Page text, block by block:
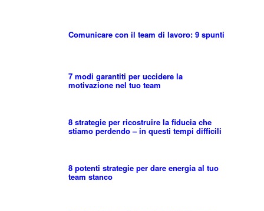
Comunicare con il team di lavoro: 9 spunti
7 modi garantiti per uccidere la
motivazione nel tuo team
8 strategie per ricostruire la fiducia che
stiamo perdendo – in questi tempi difficili
8 potenti strategie per dare energia al tuo
team stanco